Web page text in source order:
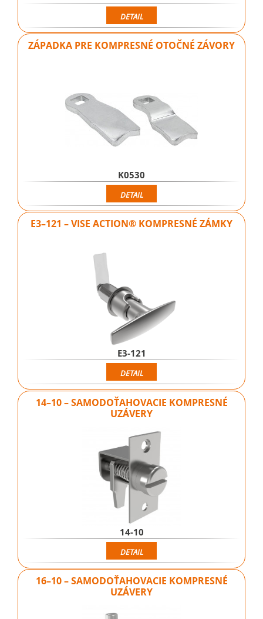
DETAIL
ZÁPADKA PRE KOMPRESNÉ OTOČNÉ ZÁVORY
K0530
DETAIL
E3–121 – VISE ACTION® KOMPRESNÉ ZÁMKY
E3-121
DETAIL
14–10 – SAMODOŤAHOVACIE KOMPRESNÉ
UZÁVERY
14-10
DETAIL
16–10 – SAMODOŤAHOVACIE KOMPRESNÉ
UZÁVERY